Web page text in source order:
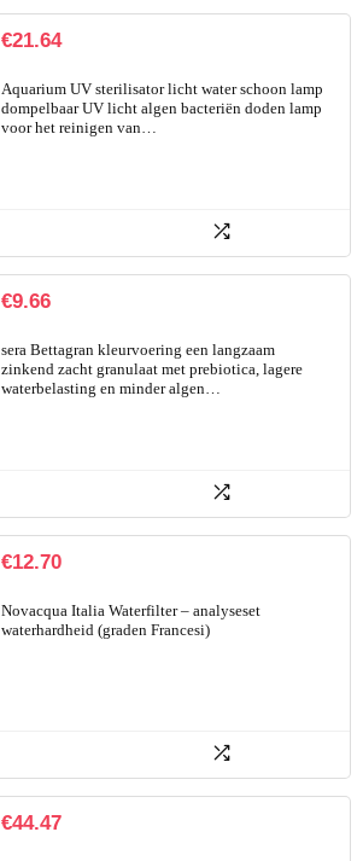
€21.64
Aquarium UV sterilisator licht water schoon lamp
dompelbaar UV licht algen bacteriën doden lamp
voor het reinigen van…
€9.66
sera Bettagran kleurvoering een langzaam
zinkend zacht granulaat met prebiotica, lagere
waterbelasting en minder algen…
€12.70
Novacqua Italia Waterfilter – analyseset
waterhardheid (graden Francesi)
€44.47